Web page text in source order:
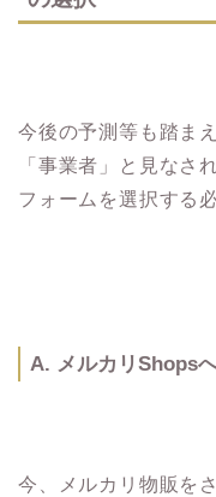
今後の予測等も踏ま
「事業者」と見なさ
フォームを選択する
A. メルカリShops
今、メルカリ物販を